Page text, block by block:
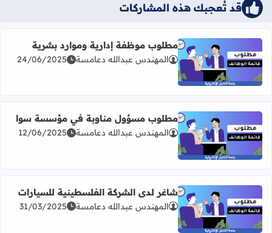
قد تُعجبك هذه المشاركات
اقرأ المزيد عن مطلوب موظفة إدارية وموارد بشرية
مطلوب موظفة إدارية وموارد بشرية
المهندس عبدالله دعامسة 24/06/2025
اقرأ المزيد عن مطلوب مسؤول مناوبة في مؤسسة سوا
مطلوب مسؤول مناوبة في مؤسسة سوا
المهندس عبدالله دعامسة 12/06/2025
اقرأ المزيد عن شاغر لدى الشركة الفلسطينية للسيارات
شاغر لدى الشركة الفلسطينية للسيارات
المهندس عبدالله دعامسة 31/03/2025